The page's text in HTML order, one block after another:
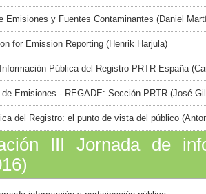
Emisiones y Fuentes Contaminantes (Daniel
for Emission Reporting (Henrik Harjula)
Pública del Registro PRTR-España
de Emisiones - REGADE: Sección PRTR (José
del Registro: el punto de vista del público
III Jornada de